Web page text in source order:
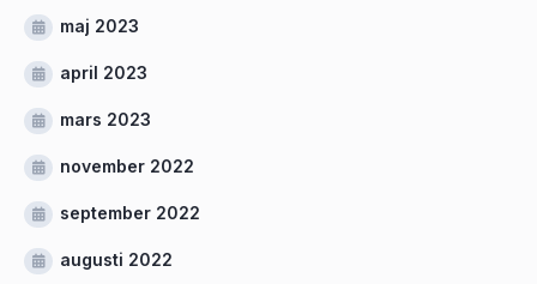
maj 2023
april 2023
mars 2023
november 2022
september 2022
augusti 2022